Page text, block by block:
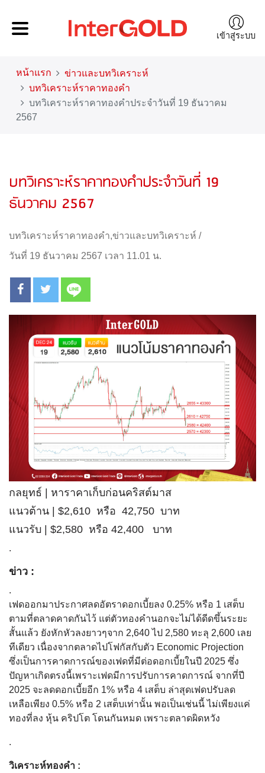
เข้าสู่ระบบ
หน้าแรก
ข่าวและบทวิเคราะห์
บทวิเคราะห์ราคาทองคำ
บทวิเคราะห์ราคาทองคำประจำวันที่ 19 ธันวาคม
2567
บทวิเคราะห์ราคาทองคำประจำวันที่ 19
ธันวาคม 2567
บทวิเคราะห์ราคาทองคำ,ข่าวและบทวิเคราะห์ /
วันที่ 19 ธันวาคม 2567 เวลา 11.01 น.
กลยุทธ์ | หาราคาเก็บก่อนคริสต์มาส
แนวต้าน | $2,610 หรือ 42,750 บาท
แนวรับ | $2,580 หรือ 42,400 บาท
.
ข่าว :
.
เฟดออกมาประกาศลดอัตราดอกเบี้ยลง 0.25% หรือ 1 เสต็บ
ตามที่ตลาดคาดกันไว้ แต่ตัวทองคำนอกจะไม่ได้ดีดขึ้นระยะ
สั้นแล้ว ยังหักหัวลงยาวๆจาก 2,640 ไป 2,580 ทะลุ 2,600 เลย
ทีเดียว เนื่องจากตลาดไปโฟกัสกับตัว Economic Projection
ซึ่งเป็นการคาดการณ์ของเฟดที่มีต่อดอกเบี้ยในปี 2025 ซึ่ง
ปัญหาเกิดตรงนี้เพราะเฟดมีการปรับการคาดการณ์ จากที่ปี
2025 จะลดดอกเบี้ยอีก 1% หรือ 4 เสต็บ ล่าสุดเฟดปรับลด
เหลือเพียง 0.5% หรือ 2 เสต็บเท่านั้น พอเป็นเช่นนี้ ไม่เพียงแค่
ทองที่ลง หุ้น คริปโต โดนกันหมด เพราะตลาดผิดหวัง
.
วิเคราะห์ทองคำ :